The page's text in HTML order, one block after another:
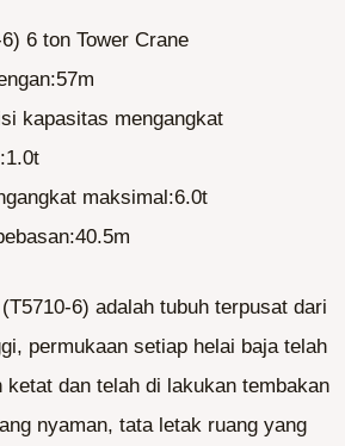
6 ton Tower Crane
kapasitas mengangkat
maksimal:6.0t
6) adalah tubuh terpusat dari
permukaan setiap helai baja telah
ketat dan telah di lakukan tembakan
nyaman, tata letak ruang yang